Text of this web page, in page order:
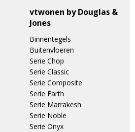
vtwonen by Douglas &
Jones
Binnentegels
Buitenvloeren
Serie Chop
Serie Classic
Serie Composite
Serie Earth
Serie Marrakesh
Serie Noble
Serie Onyx